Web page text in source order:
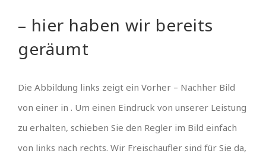
– hier haben wir bereits
geräumt
Die Abbildung links zeigt ein Vorher – Nachher Bild
von einer in . Um einen Eindruck von unserer Leistung
zu erhalten, schieben Sie den Regler im Bild einfach
von links nach rechts. Wir Freischaufler sind für Sie da,